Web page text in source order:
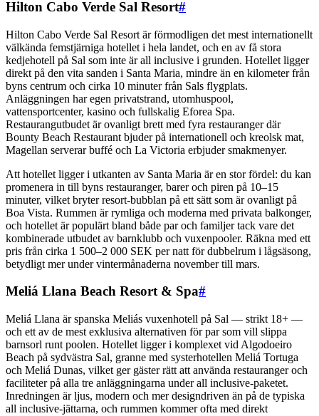
Hilton Cabo Verde Sal Resort#
Hilton Cabo Verde Sal Resort är förmodligen det mest internationellt
välkända femstjärniga hotellet i hela landet, och en av få stora
kedjehotell på Sal som inte är all inclusive i grunden. Hotellet ligger
direkt på den vita sanden i Santa Maria, mindre än en kilometer från
byns centrum och cirka 10 minuter från Sals flygplats.
Anläggningen har egen privatstrand, utomhuspool,
vattensportcenter, kasino och fullskalig Eforea Spa.
Restaurangutbudet är ovanligt brett med fyra restauranger där
Bounty Beach Restaurant bjuder på internationell och kreolsk mat,
Magellan serverar buffé och La Victoria erbjuder smakmenyer.
Att hotellet ligger i utkanten av Santa Maria är en stor fördel: du kan
promenera in till byns restauranger, barer och piren på 10–15
minuter, vilket bryter resort-bubblan på ett sätt som är ovanligt på
Boa Vista. Rummen är rymliga och moderna med privata balkonger,
och hotellet är populärt bland både par och familjer tack vare det
kombinerade utbudet av barnklubb och vuxenpooler. Räkna med ett
pris från cirka 1 500–2 000 SEK per natt för dubbelrum i lågsäsong,
betydligt mer under vintermånaderna november till mars.
Meliá Llana Beach Resort & Spa#
Meliá Llana är spanska Meliás vuxenhotell på Sal — strikt 18+ —
och ett av de mest exklusiva alternativen för par som vill slippa
barnsorl runt poolen. Hotellet ligger i komplexet vid Algodoeiro
Beach på sydvästra Sal, granne med systerhotellen Meliá Tortuga
och Meliá Dunas, vilket ger gäster rätt att använda restauranger och
faciliteter på alla tre anläggningarna under all inclusive-paketet.
Inredningen är ljus, modern och mer designdriven än på de typiska
all inclusive-jättarna, och rummen kommer ofta med direkt